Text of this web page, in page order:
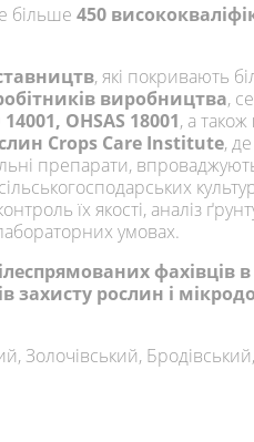
більше 450
, які покривають
виробництва,
OHSAS 18001, а також
Crops Care Institute,
препарати,
їх якості, аналіз
умовах.
фахівців в
захисту рослин і
Золочівський,